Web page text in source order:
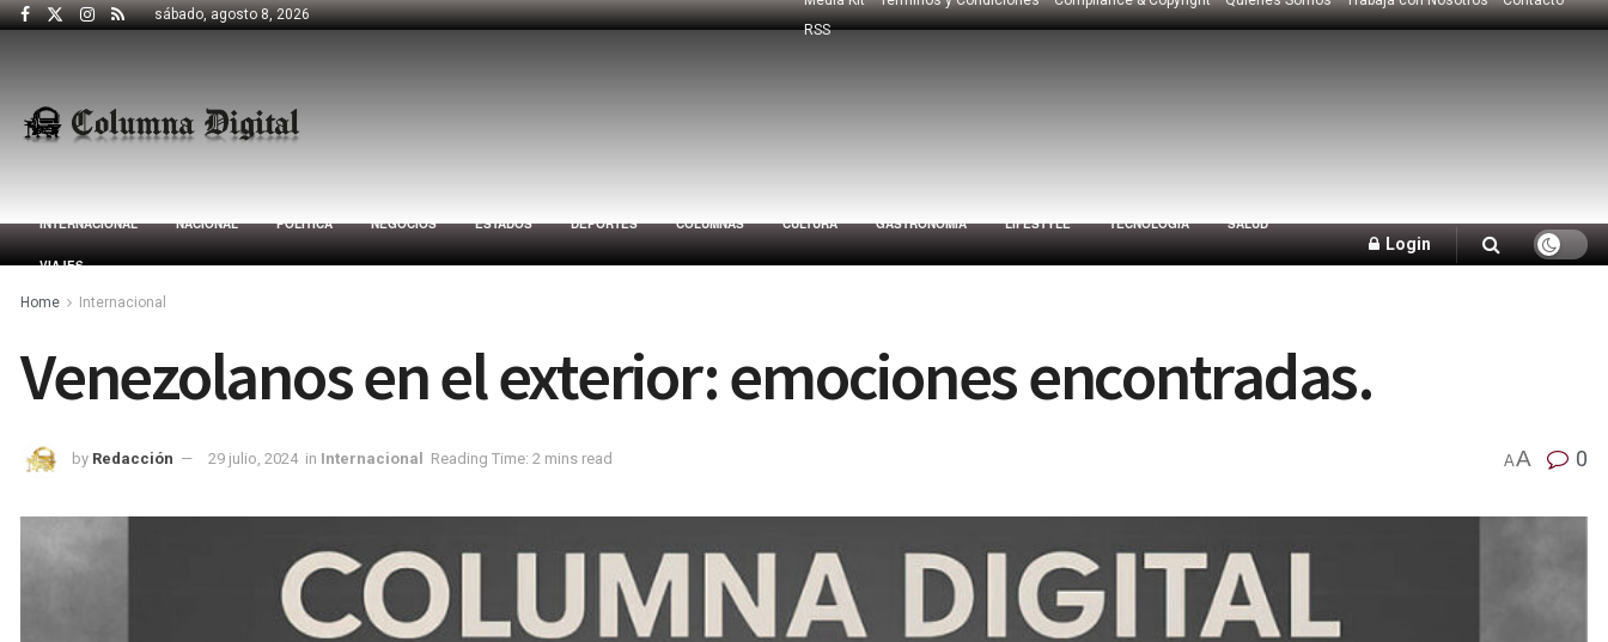
sábado, agosto 8, 2026
RSS
INTERNACIONAL NACIONAL POLÍTICA NEGOCIOS ESTADOS DEPORTES COLUMNAS CULTURA GASTRONOMÍA LIFESTYLE TECNOLOGÍA SALUD
VIAJES
Login
Home Internacional
Venezolanos en el exterior: emociones encontradas.
by Redacción 29 julio, 2024 in Internacional Reading Time: 2 mins read AA 0